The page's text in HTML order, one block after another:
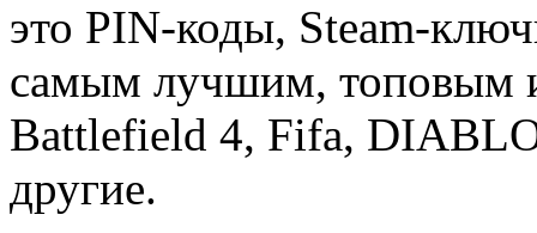
это PIN-коды, Steam-
самым лучшим, топовым
Battlefield 4, Fifa,
другие.